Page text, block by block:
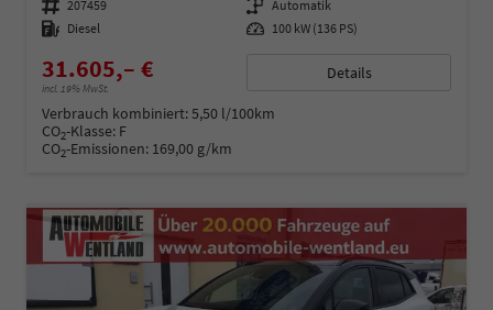
Fahrzeugnummer 207459 Getriebe Automatik
Kraftstoff Diesel Leistung 100 kW (136 PS)
31.605,– €
incl. 19% MwSt.
Details
Verbrauch kombiniert:5,50 l/100km
CO2-Klasse: F
CO2-Emissionen: 169,00 g/km